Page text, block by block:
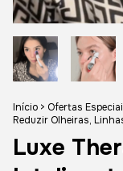
Início > Ofertas
Reduzir Olheiras,
Luxe